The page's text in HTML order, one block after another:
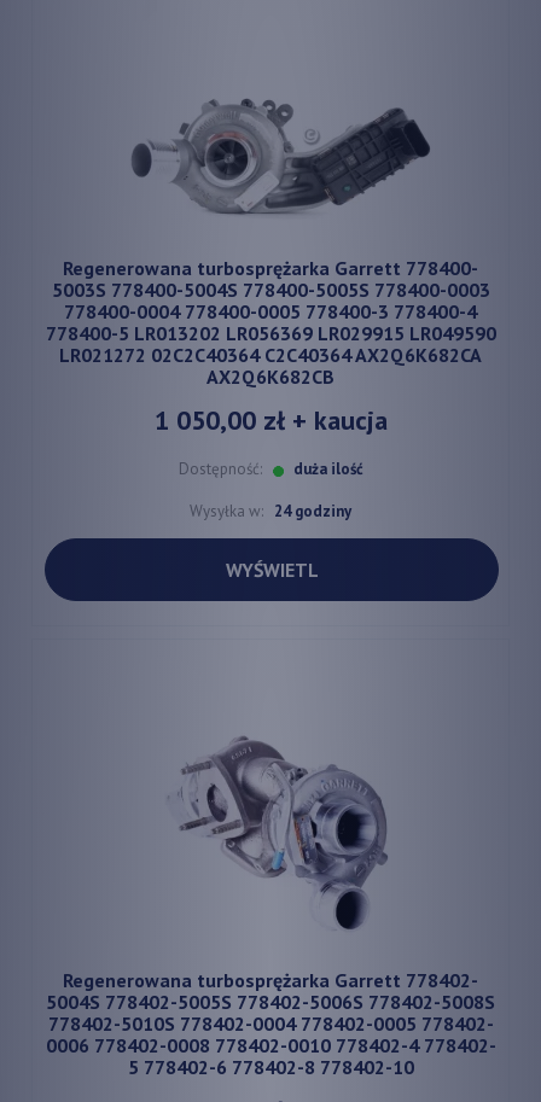
Regenerowana turbosprężarka Garrett 778400-
5003S 778400-5004S 778400-5005S 778400-0003
778400-0004 778400-0005 778400-3 778400-4
778400-5 LR013202 LR056369 LR029915 LR049590
LR021272 02C2C40364 C2C40364 AX2Q6K682CA
AX2Q6K682CB
1 050,00 zł+ kaucja
Dostępność: duża ilość
Wysyłka w: 24 godziny
WYŚWIETL
Regenerowana turbosprężarka Garrett 778402-
5004S 778402-5005S 778402-5006S 778402-5008S
778402-5010S 778402-0004 778402-0005 778402-
0006 778402-0008 778402-0010 778402-4 778402-
5 778402-6 778402-8 778402-10